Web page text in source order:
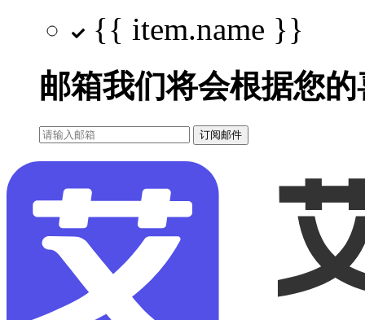
{{ item.name }}
邮箱我们将会根据您
订阅邮件